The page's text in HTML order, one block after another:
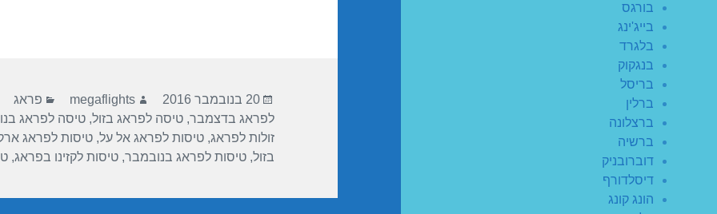
בורגס
בייג'ינג
בלגרד
בנגקוק
בריסל
ברלין
ברצלונה
ברשיה
דוברובניק
דיסלדורף
הונג קונג
o
o
k
m
p
p
פורסם
בתאריך
20 בנובמבר 2016 מחבר
megaflights
פראג
לפראג בדצמבר,טיסה לפראג בזול,טיסה לפראג
זולות לפראג,טיסות לפראג אל על,טיסות לפראג
בזול,טיסות לפראג בנובמבר,טיסות לקזינו בפראג,